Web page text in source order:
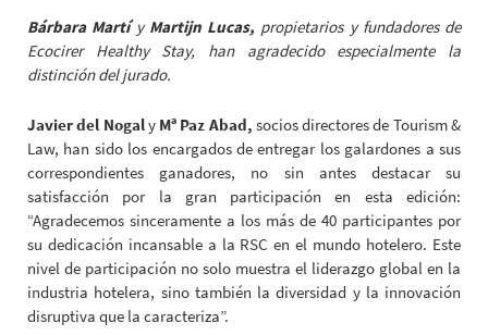
Bárbara Martíy Martijn Lucas, propietarios y fundadores de
Ecocirer Healthy Stay, han agradecido especialmente la
distinción del jurado.
Javier del Nogaly Mª Paz Abad, socios directores de Tourism &
Law, han sido los encargados de entregar los galardones a sus
correspondientes ganadores, no sin antes destacar su
satisfacción por la gran participación en esta edición:
“Agradecemos sinceramente a los más de 40 participantes por
su dedicación incansable a la RSC en el mundo hotelero. Este
nivel de participación no solo muestra el liderazgo global en la
industria hotelera, sino también la diversidad y la innovación
disruptiva que la caracteriza”.